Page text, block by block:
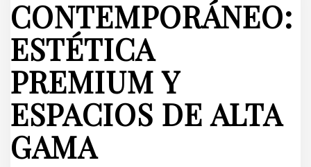
CONTEMPORÁNEO:
ESTÉTICA
PREMIUM Y
ESPACIOS DE ALTA
GAMA